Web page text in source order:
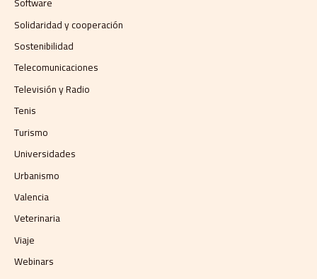
Solidaridad y cooperación
Sostenibilidad
Telecomunicaciones
Televisión y Radio
Tenis
Turismo
Universidades
Urbanismo
Valencia
Veterinaria
Viaje
Webinars